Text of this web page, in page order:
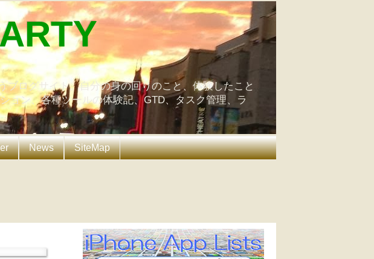
ログサイト。自分の身の回りのこと、体験したこと
ョン、各種ツールの体験記、GTD、タスク管理、ラ
News SiteMap